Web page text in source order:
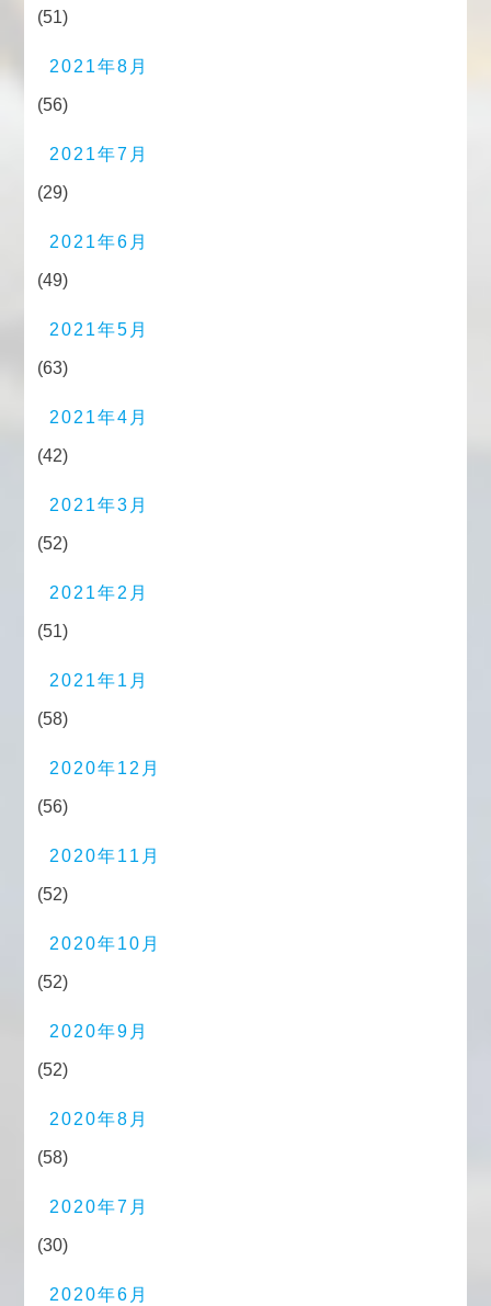
(51)
2021年8月
(56)
2021年7月
(29)
2021年6月
(49)
2021年5月
(63)
2021年4月
(42)
2021年3月
(52)
2021年2月
(51)
2021年1月
(58)
2020年12月
(56)
2020年11月
(52)
2020年10月
(52)
2020年9月
(52)
2020年8月
(58)
2020年7月
(30)
2020年6月